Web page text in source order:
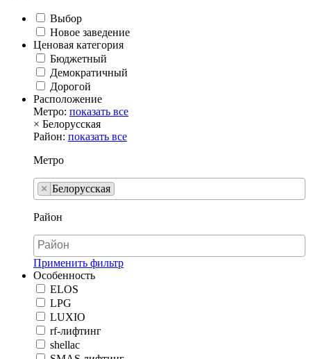
Выбор
Новое заведение
Ценовая категория
Бюджетный
Демократичный
Дорогой
Расположение
Метро: показать все
× Белорусская
Район: показать все
Метро
× Белорусская
Район
Применить фильтр
Особенность
ELOS
LPG
LUXIO
rf-лифтинг
shellac